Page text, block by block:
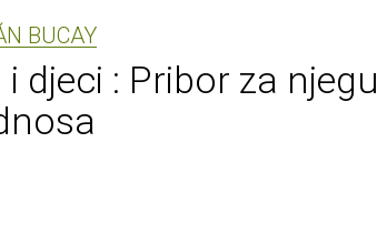
BUCAY
djeci : Pribor za njegu